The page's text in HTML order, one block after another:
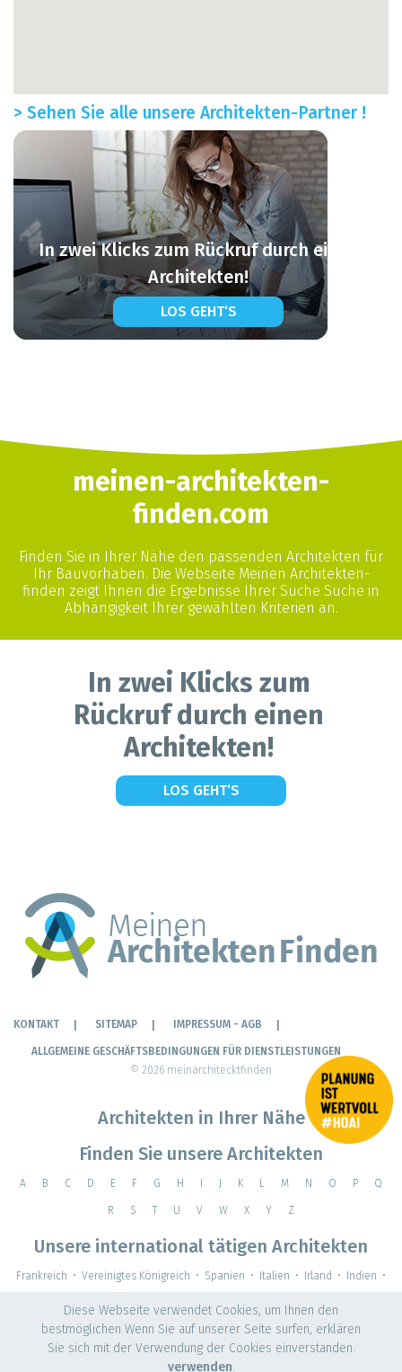
> Sehen Sie alle unsere Architekten-Partner !
In zwei Klicks zum Rückruf durch einen
Architekten!
LOS GEHT‘S
meinen-architekten-
finden.com
Finden Sie in Ihrer Nähe den passenden Architekten für
Ihr Bauvorhaben. Die Webseite Meinen Architekten-
finden zeigt Ihnen die Ergebnisse Ihrer Suche Suche in
Abhängigkeit Ihrer gewählten Kriterien an.
In zwei Klicks zum
Rückruf durch einen
Architekten!
LOS GEHT‘S
KONTAKT SITEMAP IMPRESSUM - AGB
ALLGEMEINE GESCHÄFTSBEDINGUNGEN FÜR DIENSTLEISTUNGEN
© 2026 meinarchitecktfinden
Architekten in Ihrer Nähe
Finden Sie unsere Architekten
A B C D E F G H K L M N O P Q
R S T U V W X Y Z
Unsere international tätigen Architekten
Frankreich • Vereinigtes Königreich • Spanien • Italien • Irland • Indien •
Schweiz • Luxembourg Belgien Portugal • Brasilien
Diese Webseite verwendet Cookies, um Ihnen den
bestmöglichen Wenn Sie auf unserer Seite surfen, erklären
Sie sich mit der Verwendung der Cookies einverstanden.
verwenden.